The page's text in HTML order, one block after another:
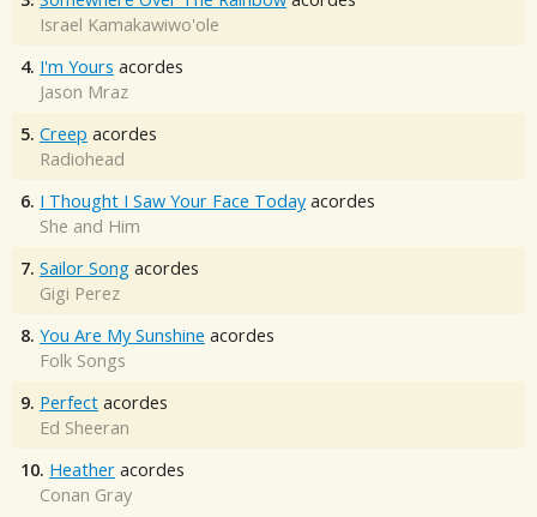
Israel Kamakawiwo'ole
4. I'm Yours acordes
Jason Mraz
5. Creep acordes
Radiohead
6. I Thought I Saw Your Face Today acordes
She and Him
7. Sailor Song acordes
Gigi Perez
8. You Are My Sunshine acordes
Folk Songs
9. Perfect acordes
Ed Sheeran
10. Heather acordes
Conan Gray